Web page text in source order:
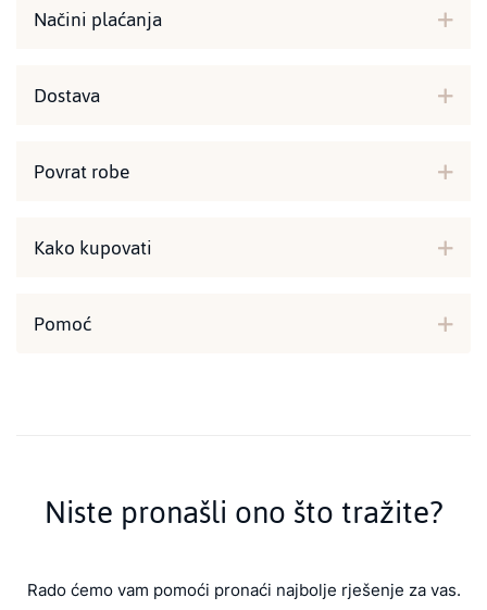
Načini plaćanja
Dostava
Povrat robe
Kako kupovati
Pomoć
Niste pronašli ono što tražite?
Rado ćemo vam pomoći pronaći najbolje rješenje za vas.